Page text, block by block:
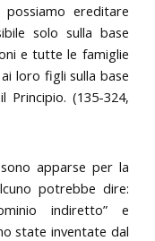
ereditare
solo sulla base
e tutte le famiglie
loro figli sulla base
Principio. (135-324,
apparse per la
potrebbe dire:
indiretto” e
state inventate dal